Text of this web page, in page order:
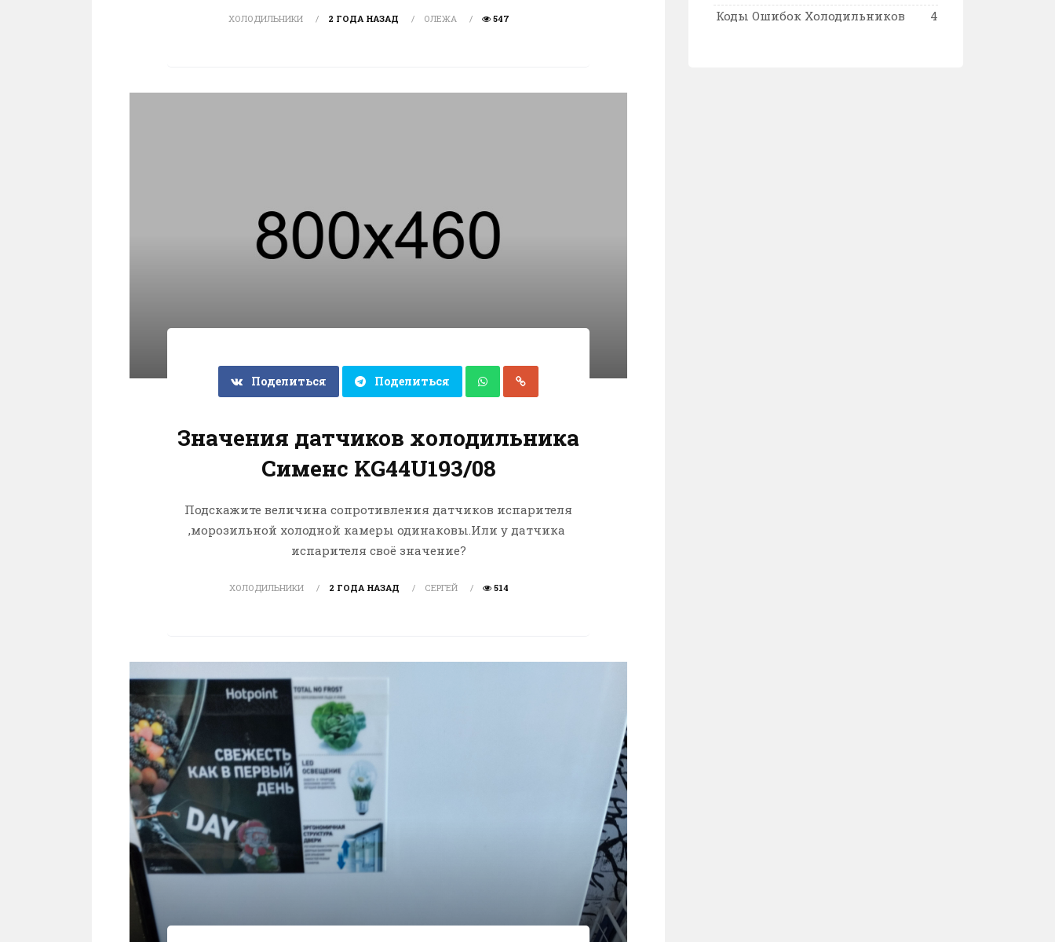
ХОЛОДИЛЬНИКИ 2 ГОДА НАЗАД ОЛЕЖА 547
Поделиться Поделиться
Значения датчиков холодильника
Сименс KG44U193/08
Подскажите величина сопротивления датчиков испарителя
,морозильной холодной камеры одинаковы.Или у датчика
испарителя своё значение?
ХОЛОДИЛЬНИКИ 2 ГОДА НАЗАД СЕРГЕЙ 514
Коды Ошибок Холодильников
4